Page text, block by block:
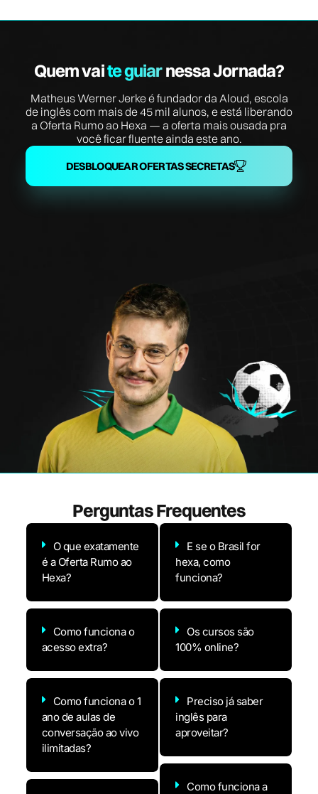
Quem vaite guiarnessa Jornada?
Matheus Werner Jerke é fundador da Aloud, escola
de inglês com mais de 45 mil alunos, e está liberando
a Oferta Rumo ao Hexa — a oferta mais ousada pra
você ficar fluente ainda este ano.
DESBLOQUEAR OFERTAS SECRETAS
PerguntasFrequentes
O que exatamente
é a Oferta Rumo ao
Hexa?
Como funciona o
acesso extra?
Como funciona o 1
ano de aulas de
conversação ao vivo
ilimitadas?
E se o Brasil for
hexa, como
funciona?
Os cursos são
100% online?
Preciso já saber
inglês para
aproveitar?
Como funciona a